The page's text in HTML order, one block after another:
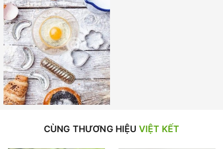
CÙNG THƯƠNG HIỆU VIỆT KẾT